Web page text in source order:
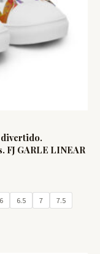
divertido.
FJ GARLE LINEAR
6 6.5 7
7.5